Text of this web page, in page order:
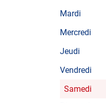
Mardi
Mercredi
Jeudi
Vendredi
Horaires
Samedi